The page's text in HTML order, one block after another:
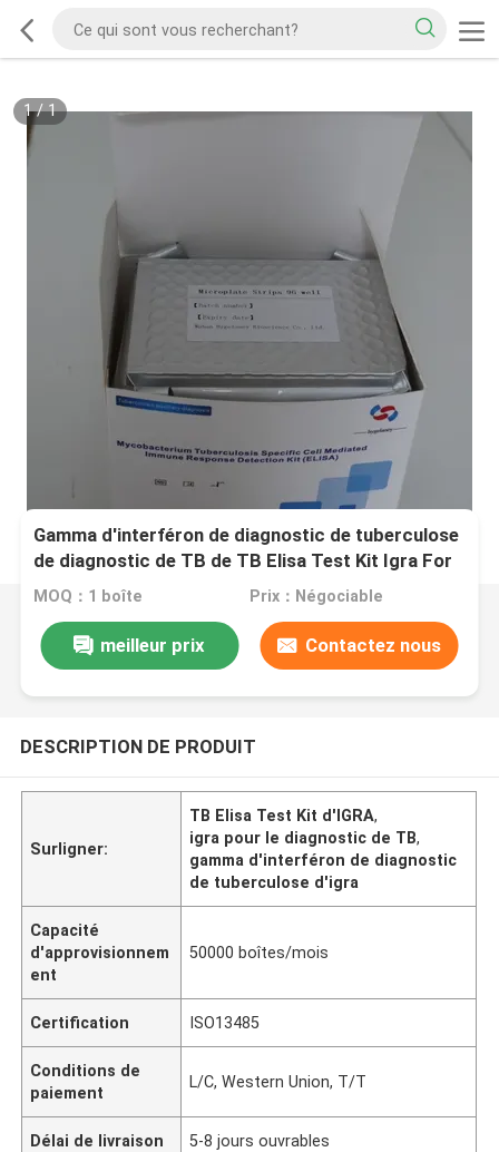
1/1
Gamma d'interféron de diagnostic de tuberculose
de diagnostic de TB de TB Elisa Test Kit Igra For
d'IGRA
MOQ：1 boîte Prix：Négociable
meilleur prix Contactez nous
DESCRIPTION DE PRODUIT
Surligner:
TB Elisa Test Kit d'IGRA,
igra pour le diagnostic de TB,
gamma d'interféron de diagnostic
de tuberculose d'igra
Capacité
d'approvisionnem
ent
50000 boîtes/mois
Certification ISO13485
Conditions de
paiement
L/C, Western Union, T/T
Délai de livraison 5-8 jours ouvrables